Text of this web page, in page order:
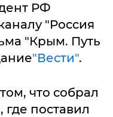
РФ
"Россия
"Крым. Путь
"Вести".
что собрал
поставил